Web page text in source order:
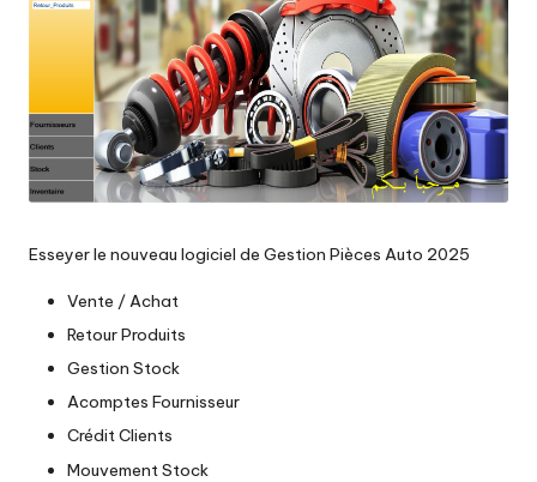
o
Esseyer le nouveau logiciel de Gestion Pièces Auto 2025
Vente / Achat
Retour Produits
Gestion Stock
Acomptes Fournisseur
Crédit Clients
Mouvement Stock